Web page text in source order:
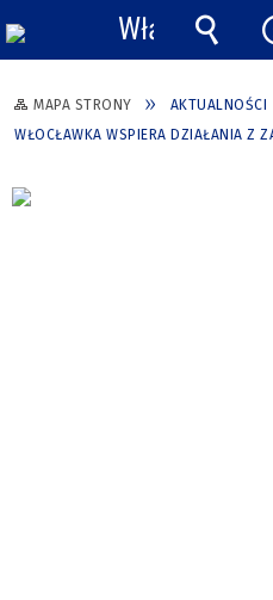
MAPA STRONY AKTUALNOŚCI
WŁOCŁAWKA WSPIERA DZIAŁANIA Z
Włącz